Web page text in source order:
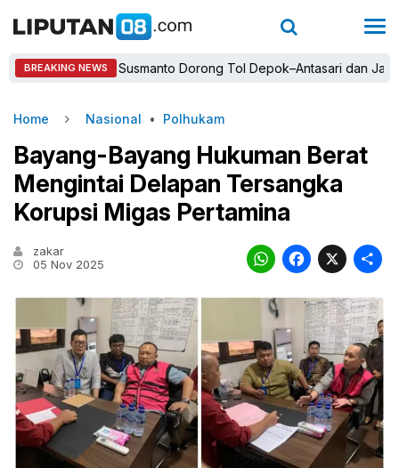
BREAKING NEWS
Rudy Susmanto Dorong Tol Depok–Antasari dan Jalan
Home Nasional • Polhukam
Bayang-Bayang Hukuman Berat
Mengintai Delapan Tersangka
Korupsi Migas Pertamina
zakar
05 Nov 2025
X